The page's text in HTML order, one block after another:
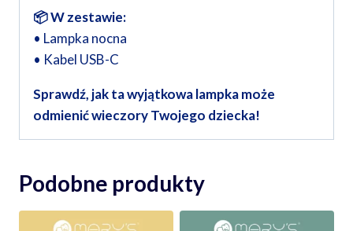
📦 W zestawie:
• Lampka nocna
• Kabel USB-C
Sprawdź, jak ta wyjątkowa lampka może
odmienić wieczory Twojego dziecka!
Podobne produkty